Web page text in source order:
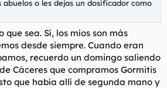
abuelos o les dejas un dosificador como
que sea. Sí, los míos son más
desde siempre. Cuando eran
recuerdo un domingo saliendo
Cáceres que compramos Gormitis
que había allí de segunda mano y